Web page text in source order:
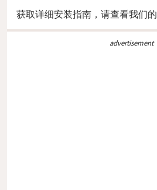
获取详细安装指南，请查看我们的
advertisement